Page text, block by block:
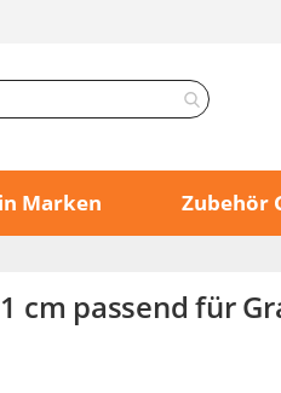
Marken Zubehör
cm passend für